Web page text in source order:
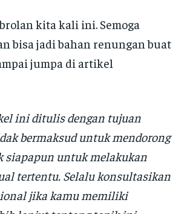
kita kali ini. Semoga
bisa jadi bahan renungan buat
jumpa di artikel
ini ditulis dengan tujuan
bermaksud untuk mendorong
siapapun untuk melakukan
tertentu. Selalu konsultasikan
jika kamu memiliki